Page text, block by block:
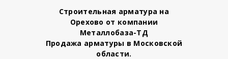
Строительная арматура на
Орехово от компании
Металлобаза-ТД
Продажа арматуры в Московской
области.